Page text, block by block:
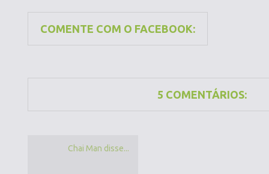
COMENTE COM O FACEBOOK:
5 COMENTÁRIOS:
Chai Man disse...